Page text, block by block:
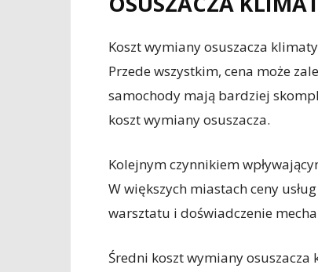
Koszt wymiany osuszacza
Przede wszystkim, cena może
samochody mają bardziej
koszt wymiany osuszacza.
Kolejnym czynnikiem
W większych miastach ceny
warsztatu i doświadczenie
Średni koszt wymiany osuszacza